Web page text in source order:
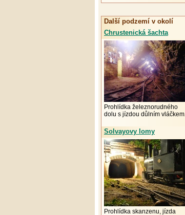
Další podzemí v okolí
Chrustenická šachta
Prohlídka železnorudného
dolu s jízdou důlním vláčkem.
Solvayovy lomy
Prohlídka skanzenu, jízda